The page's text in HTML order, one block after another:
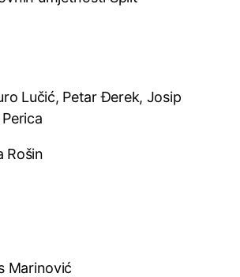
Lučić, Petar Đerek, Josip
Rošin
Marinović